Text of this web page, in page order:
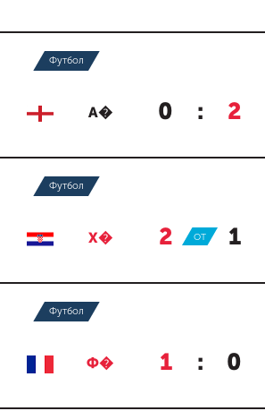
Футбол
А� 0 : 2
Футбол
Х� 2 : 1
ОТ
Футбол
Ф� 1 : 0